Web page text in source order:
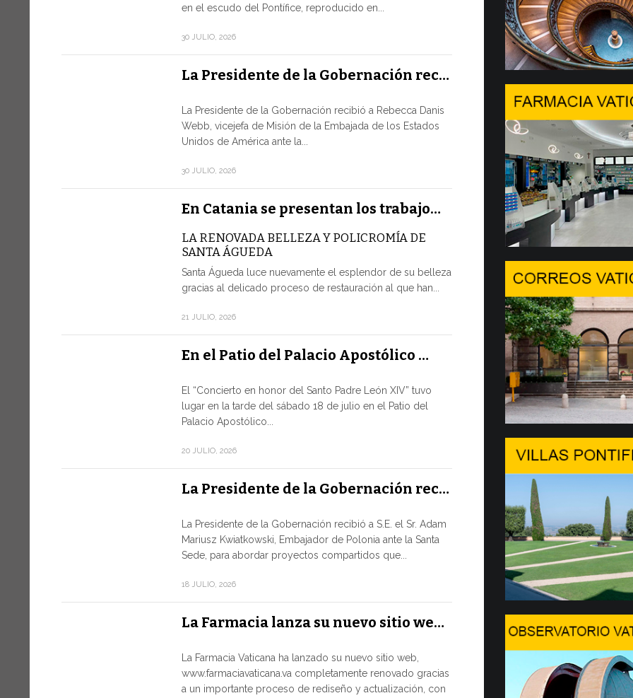
en el escudo del Pontífice, reproducido en...
30 JULIO, 2026
La Presidente de la Gobernación rec…
La Presidente de la Gobernación recibió a Rebecca Danis
Webb, vicejefa de Misión de la Embajada de los Estados
Unidos de América ante la...
30 JULIO, 2026
En Catania se presentan los trabajo…
LA RENOVADA BELLEZA Y POLICROMÍA DE
SANTA ÁGUEDA
Santa Águeda luce nuevamente el esplendor de su belleza
gracias al delicado proceso de restauración al que han...
21 JULIO, 2026
En el Patio del Palacio Apostólico …
El “Concierto en honor del Santo Padre León XIV” tuvo
lugar en la tarde del sábado 18 de julio en el Patio del
Palacio Apostólico...
20 JULIO, 2026
La Presidente de la Gobernación rec…
La Presidente de la Gobernación recibió a S.E. el Sr. Adam
Mariusz Kwiatkowski, Embajador de Polonia ante la Santa
Sede, para abordar proyectos compartidos que...
18 JULIO, 2026
La Farmacia lanza su nuevo sitio we…
La Farmacia Vaticana ha lanzado su nuevo sitio web,
www.farmaciavaticana.va completamente renovado gracias
a un importante proceso de rediseño y actualización, con
Desde hoy
Gobernación
10 JULIO, 2026
En
EL USO
NUNCA
TÉCNICA
Uno de los
CMSI 2026,
En
TIEMPOS
En el marco
por la tarde,
9 JULIO, 2026
El
DIÁLOGO
El Papa
su apertura
8 JULIO, 2026
Del 6 al
julio al
7 JULIO, 2026